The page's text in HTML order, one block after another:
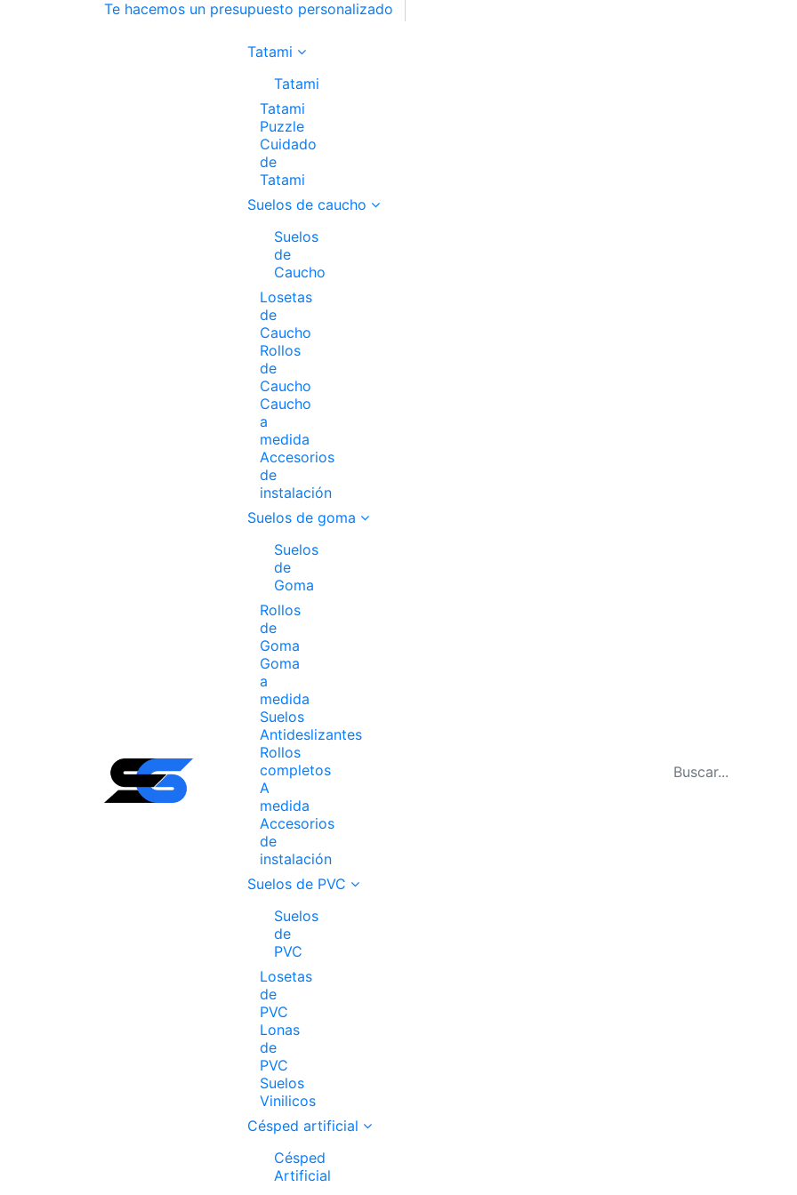
Te hacemos un presupuesto personalizado
Tatami
Tatami
Tatami
Puzzle
Cuidado
de
Tatami
Suelos de caucho
Suelos
de
Caucho
Losetas
de
Caucho
Rollos
de
Caucho
Caucho
a
medida
Accesorios
de
instalación
Suelos de goma
Suelos
de
Goma
Rollos
de
Goma
Goma
a
medida
Suelos
Antideslizantes
Rollos
completos
A
medida
Accesorios
de
instalación
Suelos de PVC
Suelos
de
PVC
Losetas
de
PVC
Lonas
de
PVC
Suelos
Vinilicos
Césped artificial
Césped
Artificial